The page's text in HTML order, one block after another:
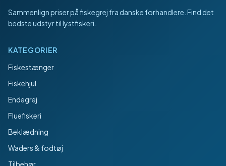
Sammenlign priser på fiskegrej fra danske forhandlere. Find det
bedste udstyr til lystfiskeri.
KATEGORIER
Fiskestænger
Fiskehjul
Endegrej
Fluefiskeri
Beklædning
Waders & fodtøj
Tilbehør